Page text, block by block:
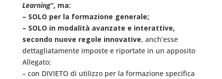
Learning“, ma:
– SOLO per la formazione generale;
– SOLO in modalità avanzate e interattive,
secondo nuove regole innovative, anch’esse
dettagliatamente imposte e riportate in un apposito
Allegato;
– con DIVIETO di utilizzo per la formazione specifica